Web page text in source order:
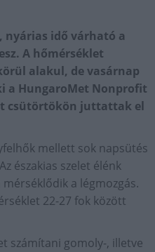
nyárias idő várható a
A hőmérséklet
alakul, de vasárnap
a HungaroMet Nonprofit
csütörtökön juttattak el
mellett sok napsütés
északias szelet élénk
a légmozgás.
22-27 fok között
számítani gomoly-, illetve